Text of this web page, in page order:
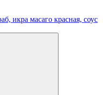
икра масаго красная, соус